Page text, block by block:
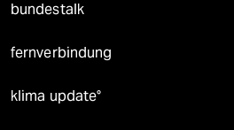
bundestalk
fernverbindung
klima update°